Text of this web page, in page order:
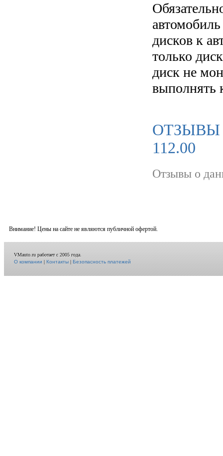
дисков к
только
диск не
выполнять
ОТЗЫВЫ
112.00
Отзывы о
Внимание! Цены на сайте не являются публичной офертой.
VMauto.ru работает с 2005 года.
О компании|Контакты|Безопасность платежей